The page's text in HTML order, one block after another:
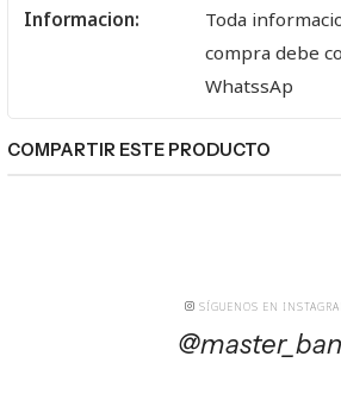
Informacion:
Toda
compra debe
WhatssAp
COMPARTIR ESTE PRODUCTO
SÍGUENOS EN